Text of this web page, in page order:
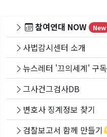
참여연대 NOW New
사법감시센터 소개
뉴스레터 '끄의세계' 구독
그사건그검사DB
변호사 징계정보 찾기
검찰보고서 함께 만들기